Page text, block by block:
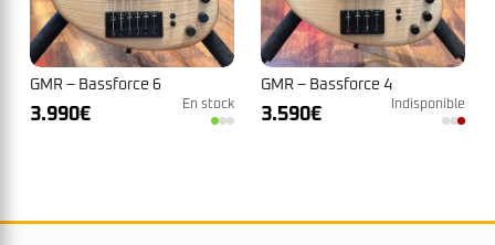
GMR – Bassforce 6
3.990€ En stock
GMR – Bassforce 4
3.590€ Indisponible